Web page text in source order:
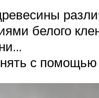
белого
с